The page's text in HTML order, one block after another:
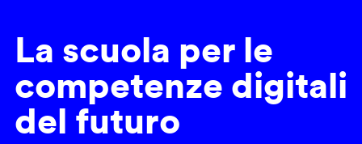
La scuola per le
competenze digitali
del futuro